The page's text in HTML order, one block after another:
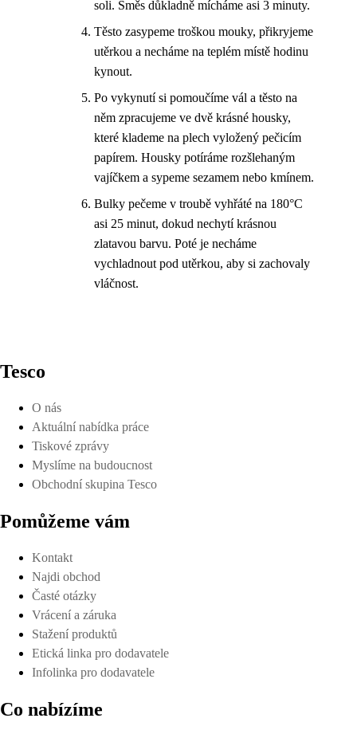
soli. Směs důkladně mícháme asi 3 minuty.
Těsto zasypeme troškou mouky, přikryjeme
utěrkou a necháme na teplém místě hodinu
kynout.
Po vykynutí si pomoučíme vál a těsto na
něm zpracujeme ve dvě krásné housky,
které klademe na plech vyložený pečicím
papírem. Housky potíráme rozšlehaným
vajíčkem a sypeme sezamem nebo kmínem.
Bulky pečeme v troubě vyhřáté na 180°C
asi 25 minut, dokud nechytí krásnou
zlatavou barvu. Poté je necháme
vychladnout pod utěrkou, aby si zachovaly
vláčnost.
Tesco
O nás
Aktuální nabídka práce
Tiskové zprávy
Myslíme na budoucnost
Obchodní skupina Tesco
Pomůžeme vám
Kontakt
Najdi obchod
Časté otázky
Vrácení a záruka
Stažení produktů
Etická linka pro dodavatele
Infolinka pro dodavatele
Co nabízíme